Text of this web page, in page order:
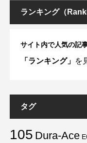
ランキング（
サイト内で人気の記
「ランキング」 を
タグ
105 Dura-Ace